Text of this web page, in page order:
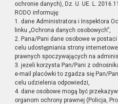
ochronie danych), Dz. U. UE. L.
RODO informuję:
1. dane Administratora i Inspektora
linku „Ochrona danych osobowych”,
2. Pana/Pani dane osobowe w
celu udostępniania strony
prawnych spoczywających na
3. jeżeli korzysta Pan/Pani z
e-mail placówki to zgadza się Pan/
celu udzielenia odpowiedzi,
4. dane osobowe mogą być
organom ochrony prawnej (Policja,